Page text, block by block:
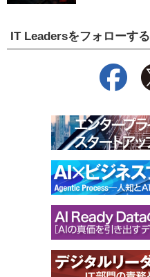
IT Leadersをフォローする